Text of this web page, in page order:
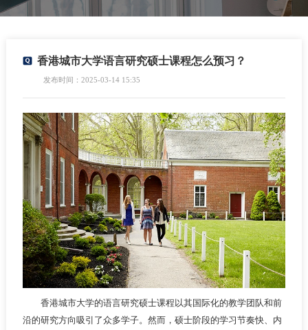
香港城市大学语言研究硕士课程怎么预习？
发布时间：2025-03-14 15:35
香港城市大学的语言研究硕士课程以其国际化的教学团队和前
沿的研究方向吸引了众多学子。然而，硕士阶段的学习节奏快、内